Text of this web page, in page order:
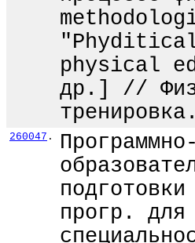
physical
др.] // Физ.
260047 .
прогр. для